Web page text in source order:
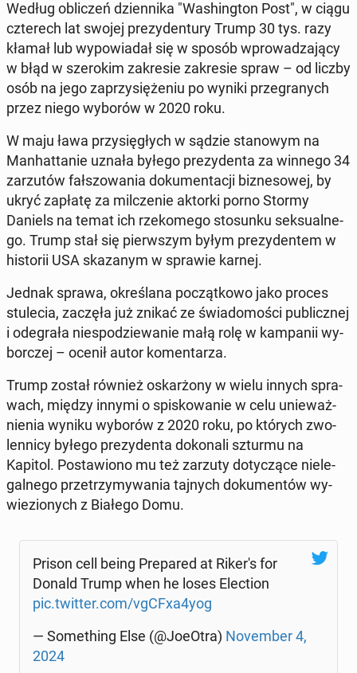
Według ob­li­czeń dzien­ni­ka "Wa­shing­ton Post", w ciągu
czte­rech lat swojej pre­zy­den­tu­ry Trump 30 tys. razy
kłamał lub wy­po­wia­dał się w sposób wpro­wa­dza­ją­cy
w błąd w sze­ro­kim za­kre­sie za­kre­sie spraw – od liczby
osób na jego za­przy­się­że­niu po wyniki prze­gra­nych
przez niego wyborów w 2020 roku.
W maju ława przy­się­głych w sądzie sta­no­wym na
Man­hat­ta­nie uznała byłego pre­zy­den­ta za winnego 34
za­rzu­tów fał­szo­wa­nia do­ku­men­ta­cji biz­ne­so­wej, by
ukryć zapłatę za mil­cze­nie aktorki porno Stormy
Daniels na temat ich rze­ko­me­go sto­sun­ku sek­su­al­ne­
go. Trump stał się pierw­szym byłym pre­zy­den­tem w
hi­sto­rii USA ska­za­nym w sprawie karnej.
Jednak sprawa, okre­śla­na po­cząt­ko­wo jako proces
stu­le­cia, zaczęła już znikać ze świa­do­mo­ści pu­blicz­nej
i ode­gra­ła nie­spo­dzie­wa­nie małą rolę w kam­pa­nii wy­
bor­czej – ocenił autor ko­men­ta­rza.
Trump został również oskar­żo­ny w wielu innych spra­
wach, między innymi o spi­sko­wa­nie w celu unie­waż­
nie­nia wyniku wyborów z 2020 roku, po których zwo­
len­ni­cy byłego pre­zy­den­ta do­ko­na­li szturmu na
Kapitol. Po­sta­wio­no mu też zarzuty do­ty­czą­ce nie­le­
gal­ne­go prze­trzy­my­wa­nia tajnych do­ku­men­tów wy­
wie­zio­nych z Białego Domu.
Prison cell being Pre­pa­red at Riker's for
Donald Trump when he loses Elec­tion
pic.twitter.com/vgCFxa4yog
— So­me­thing Else (@JoeOtra) No­vem­ber 4,
2024